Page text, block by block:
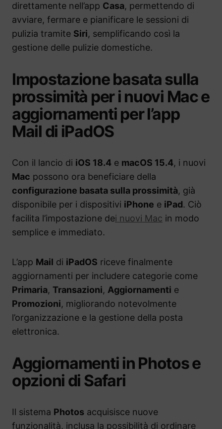
direttamente nell’app Casa, permettendo di
avviare, fermare e pianificare le sessioni di
pulizia tramite Siri, semplificando così la
gestione delle pulizie domestiche.
Impostazione basata sulla
prossimità per i nuovi Mac e
aggiornamenti per l’app
Mail di iPadOS
Con il lancio di iOS 18.4 e macOS 15.4, i nuovi
Mac possono ora beneficiare della
configurazione basata sulla prossimità, già
disponibile per i dispositivi iPhone e iPad. Ciò
facilita l’impostazione dei nuovi Mac in modo
semplice e immediato.
L’app Mail di iPadOS riceve finalmente
aggiornamenti per includere categorie come
Primaria, Transazioni, Aggiornamenti e
Promozioni, migliorando notevolmente
l’organizzazione e la gestione della posta
elettronica.
Aggiornamenti in Photos e
opzioni di Safari
Il sistema Photos acquisisce nuove
funzionalità, inclusa la possibilità di ordinare